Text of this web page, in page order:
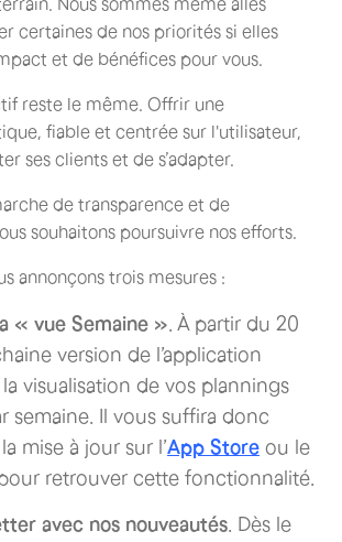
certaines de nos priorités si elles
et de bénéfices pour vous.
reste le même. Offrir une
fiable et centrée sur l'utilisateur,
ses clients et de s’adapter.
de transparence et de
souhaitons poursuivre nos efforts.
annonçons trois mesures :
« vue Semaine ». À partir du 20
version de l’application
visualisation de vos plannings
semaine. Il vous suffira donc
mise à jour sur l’App Store ou le
retrouver cette fonctionnalité.
avec nos nouveautés . Dès le